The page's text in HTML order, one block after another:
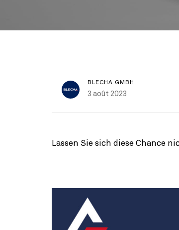
BLECHA GMBH
3 août 2023
Lassen Sie sich diese Chance